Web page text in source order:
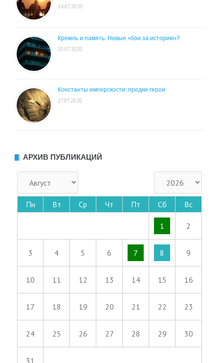
14.07.2020
Кремль и память. Новые «бои за историю»?
20.07.2020
Константы имперскости: предки-герои
27.07.2020
АРХИВ ПУБЛИКАЦИЙ
Пн Вт Ср Чт Пт Сб Вс
1 2
3 4 5 6 7 8 9
10 11 12 13 14 15 16
17 18 19 20 21 22 23
24 25 26 27 28 29 30
31